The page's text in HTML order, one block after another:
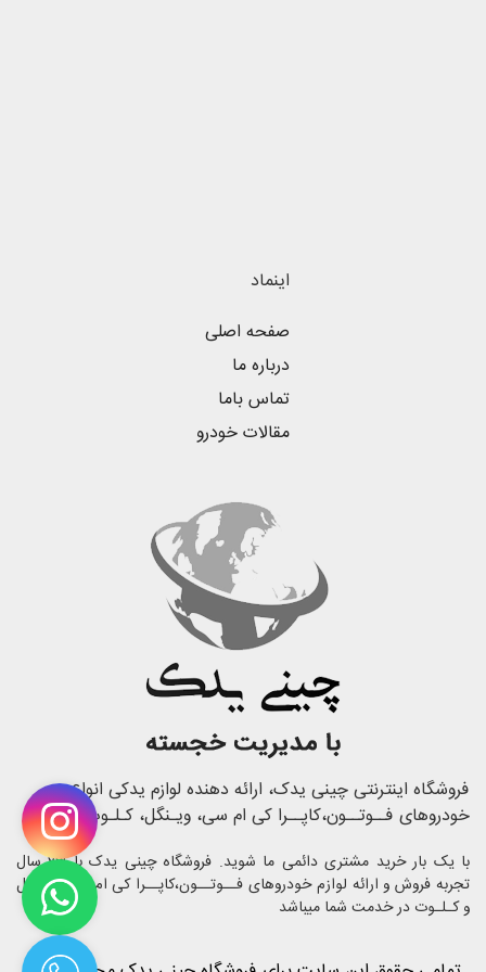
اینماد
صفحه اصلی
درباره ما
تماس باما
مقالات خودرو
فروشگاه اینترنتی چینی یدک، ارائه دهنده لوازم یدکی انواع
خودروهای فــوتــون،کاپــرا کی ام سی، ویـنگل، کـلـوت
با یک بار خرید مشتری دائمی ما شوید. فروشگاه چینی یدک با 23 سال
تجربه فروش و ارائه لوازم خودروهای فــوتــون،کاپــرا کی ام سی، ویـنگل
و کـلـوت در خدمت شما میباشد